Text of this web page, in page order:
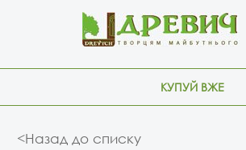
КУПУЙ ВЖЕ
<Назад до списку